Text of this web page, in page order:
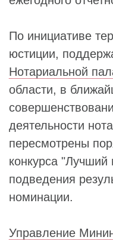
По инициативе
юстиции,
Нотариальной
области, в
деятельности
пересмотрены
конкурса "Лучший
подведения
номинации.
Управление